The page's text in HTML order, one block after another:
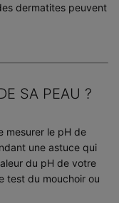
dermatites peuvent
SA PEAU ?
mesurer le pH de
une astuce qui
du pH de votre
test du mouchoir ou